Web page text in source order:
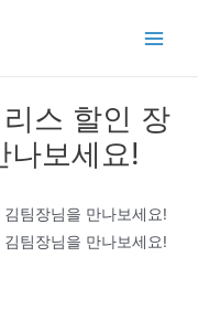
스 할인 장
나보세요!
팀장님을 만나보세요!
팀장님을 만나보세요!